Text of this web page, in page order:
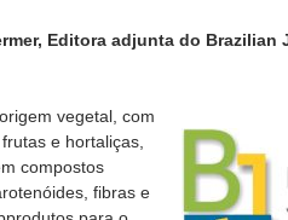
Editora adjunta do
vegetal, com
e hortaliças,
compostos
fibras e